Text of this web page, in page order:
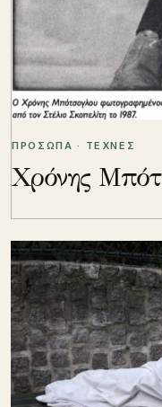
ΠΡΟΣΩΠΑ · ΤΕΧΝΕΣ
Χρόνης